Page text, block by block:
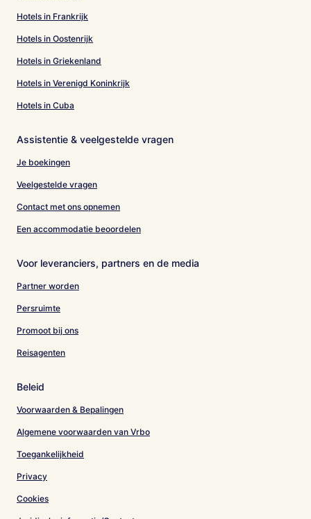
Hotels in Frankrijk
Hotels in Oostenrijk
Hotels in Griekenland
Hotels in Verenigd Koninkrijk
Hotels in Cuba
Assistentie & veelgestelde vragen
Je boekingen
Veelgestelde vragen
Contact met ons opnemen
Een accommodatie beoordelen
Voor leveranciers, partners en de media
Partner worden
Persruimte
Promoot bij ons
Reisagenten
Beleid
Voorwaarden & Bepalingen
Algemene voorwaarden van Vrbo
Toegankelijkheid
Privacy
Cookies